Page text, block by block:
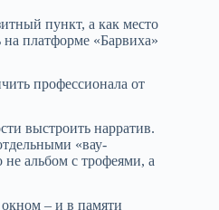
пункт, а как место
платформе «Барвиха»
профессионала от
выстроить нарратив.
«вау-
альбом с трофеями, а
– и в памяти